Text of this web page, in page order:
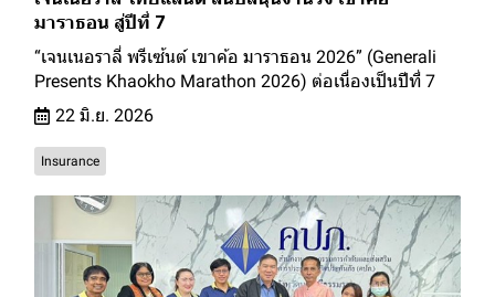
มาราธอน สู่ปีที่ 7
“เจนเนอราลี่ พรีเซ้นต์ เขาค้อ มาราธอน 2026” (Generali
Presents Khaokho Marathon 2026) ต่อเนื่องเป็นปีที่ 7
22 มิ.ย. 2026
Insurance